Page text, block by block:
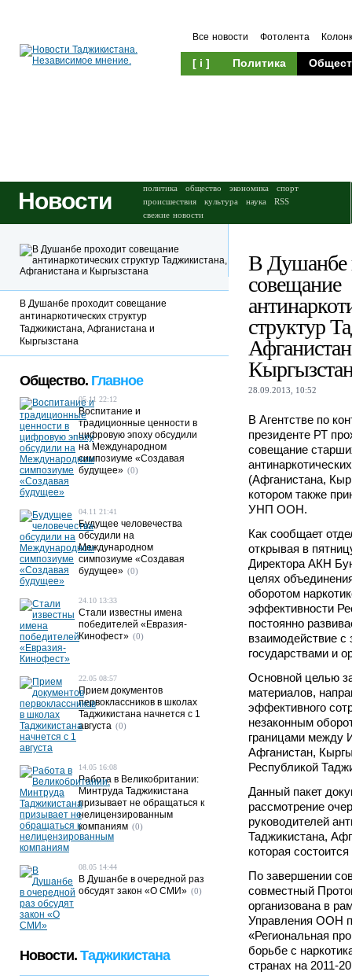
Все новости Фотолента
[ i ] Политика
Новости политика общество экономика
спорт
происшествия
культура наука
RSS
свежие новости
В Душанбе
совещание
структур
28.09.2013, 10:52
В Агентстве по
президенте РТ
совещание
(Афганистана,
котором также
УНП ООН.
Как сообщает
открывая в
Директора АКН
целях
оборотом
эффективности
постоянно
взаимодействие с
государствами и
Основной целью
материалов,
эффективного
незаконным
границами между
Афганистан,
Республикой
Данный пакет
рассмотрение
руководителей
Таджикистана,
которая
По завершении
совместный
организована в
Управления ООН
«Региональная
борьбе с
странах на 2011-
В Душанбе проходит совещание
антинаркотических структур
Таджикистана, Афганистана и
Кыргызстана
Общество. Главное
05.11 22:12
Воспитание и
традиционные ценности в
цифровую эпоху обсудили
на Международном
симпозиуме «Создавая
будущее» (0)
04.11 21:41
Будущее человечества
обсудили на
Международном
симпозиуме «Создавая
будущее» (0)
24.10 13:33
Стали известны имена
победителей «Евразия-
Кинофест» (0)
22.05 08:57
Прием документов
первоклассников в школах
Таджикистана начнется с 1
августа (0)
14.05 16:08
Работа в Великобритании:
Минтруда Таджикистана
призывает не обращаться к
нелицензированным
компаниям (0)
08.05 14:44
В Душанбе в очередной раз
обсудят закон «О СМИ» (0)
Новости. Таджикистана